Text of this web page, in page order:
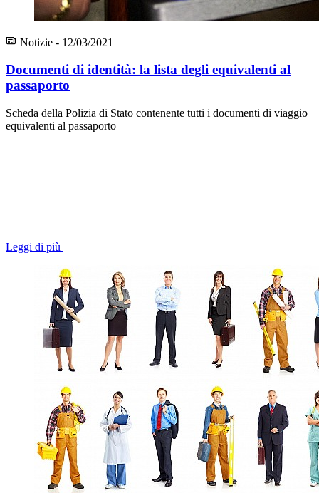
Notizie - 12/03/2021
Documenti di identità: la lista degli equivalenti al
passaporto
Scheda della Polizia di Stato contenente tutti i documenti di viaggio
equivalenti al passaporto
Leggi di più